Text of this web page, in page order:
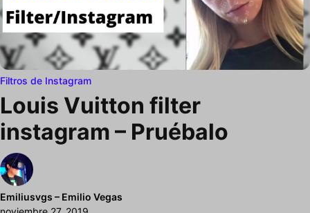
Filtros de Instagram
Louis Vuitton filter
instagram – Pruébalo
Emiliusvgs – Emilio Vegas